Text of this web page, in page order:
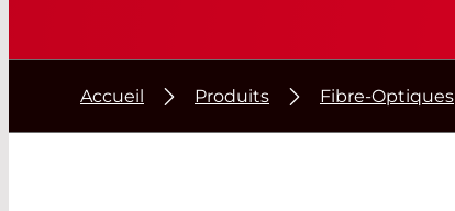
Accueil Produits Fibre-Optiques